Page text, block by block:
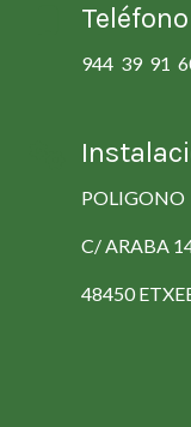
Teléfono
944 39 91
C/ ARABA
48450